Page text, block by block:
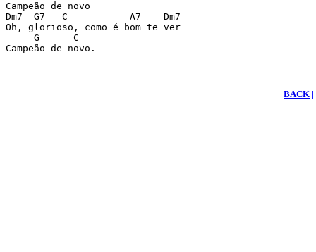
Campeão de novo
Dm7  G7   C           A7    Dm7
Oh, glorioso, como é bom te ver
     G      C
BACK |